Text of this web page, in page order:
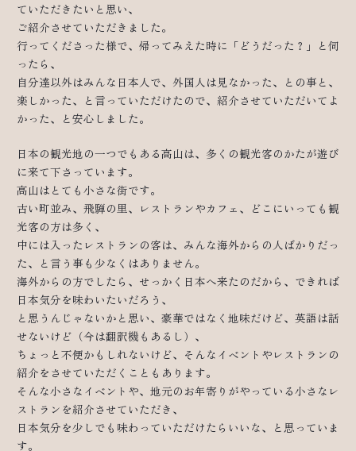
ていただきたいと思い、
ご紹介させていただきました。
行ってくださった様で、帰ってみえた時に「どうだった？」と伺
ったら、
自分達以外はみんな日本人で、外国人は見なかった、との事と、
楽しかった、と言っていただけたので、紹介させていただいてよ
かった、と安心しました。
日本の観光地の一つでもある高山は、多くの観光客のかたが遊び
に来て下さっています。
高山はとても小さな街です。
古い町並み、飛騨の里、レストランやカフェ、どこにいっても観
光客の方は多く、
中には入ったレストランの客は、みんな海外からの人ばかりだっ
た、と言う事も少なくはありません。
海外からの方でしたら、せっかく日本へ来たのだから、できれば
日本気分を味わいたいだろう、
と思うんじゃないかと思い、豪華ではなく地味だけど、英語は話
せないけど（今は翻訳機もあるし）、
ちょっと不便かもしれないけど、そんなイベントやレストランの
紹介をさせていただくこともあります。
そんな小さなイベントや、地元のお年寄りがやっている小さなレ
ストランを紹介させていただき、
日本気分を少しでも味わっていただけたらいいな、と思っていま
す。